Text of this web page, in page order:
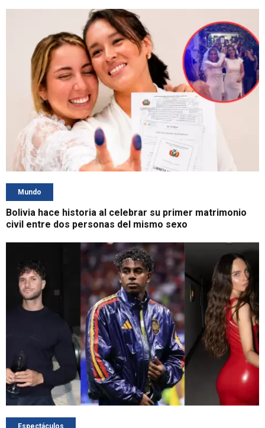
Mundo
Bolivia hace historia al celebrar su primer matrimonio
civil entre dos personas del mismo sexo